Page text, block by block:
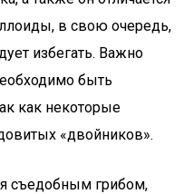
в свою очередь,
избегать. Важно
быть
как некоторые
«двойников».
съедобным грибом,